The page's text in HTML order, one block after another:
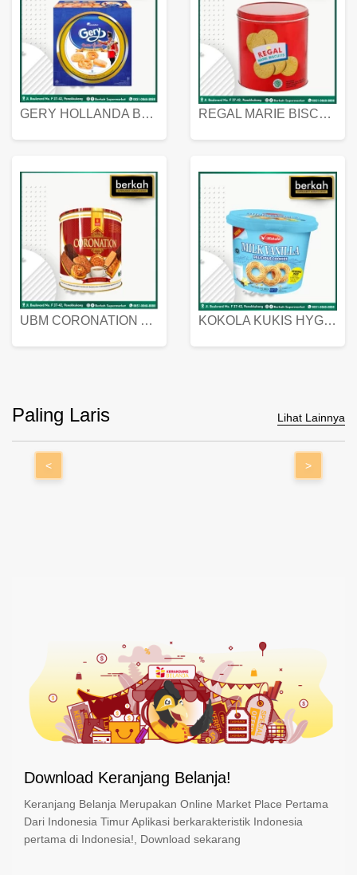
GERY HOLLANDA BUTTER COOKIES 450 GRAM REGAL MARIE BISCUIT KALENG 550 GRAM
UBM CORONATION ASSORTED BISKUIT KALENG 450 GRAM KOKOLA KUKIS HYGIENIC MILK VANILLA PACK 320 GR
Paling Laris Lihat Lainnya
< >
Download Keranjang Belanja!
Keranjang Belanja Merupakan Online Market Place Pertama
Dari Indonesia Timur Aplikasi berkarakteristik Indonesia
pertama di Indonesia!, Download sekarang